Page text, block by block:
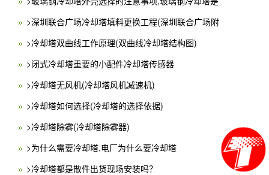
>深圳联合广场冷却塔填料更换工程(深圳联合广场附
>冷却塔双曲线工作原理(双曲线冷却塔结构图)
>闭式冷却塔重要的小配件冷却塔传感器
>冷却塔无风机(冷却塔风机减速机)
>冷却塔如何选择(冷却塔的选择依据)
>冷却塔除雾(冷却塔除雾器)
>为什么需要冷却塔,电厂为什么要冷却塔
>冷却塔都是散件出货现场安装吗？